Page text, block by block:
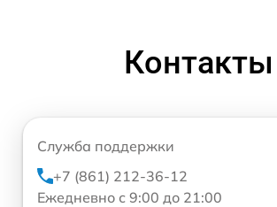
Контакты
Служба поддержки
+7 (861) 212-36-12
Ежедневно с 9:00 до 21:00